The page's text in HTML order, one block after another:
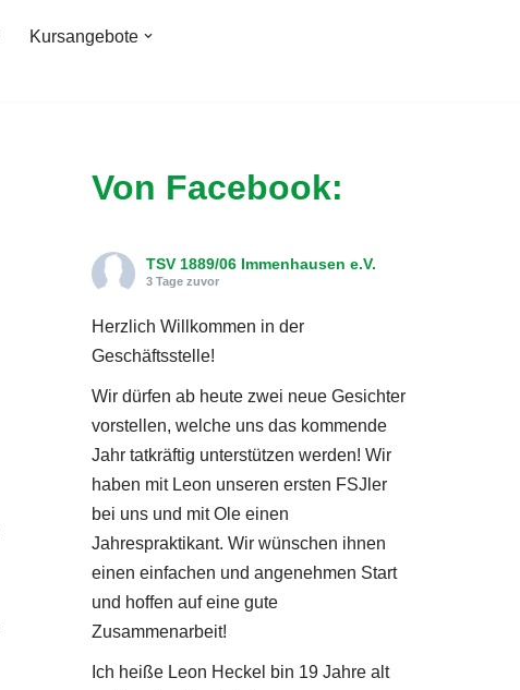
Kursangebote
Von Facebook:
TSV 1889/06 Immenhausen e.V.
3 Tage zuvor
Herzlich Willkommen in der
Geschäftsstelle!
Wir dürfen ab heute zwei neue Gesichter
vorstellen, welche uns das kommende
Jahr tatkräftig unterstützen werden! Wir
haben mit Leon unseren ersten FSJler
bei uns und mit Ole einen
Jahrespraktikant. Wir wünschen ihnen
einen einfachen und angenehmen Start
und hoffen auf eine gute
Zusammenarbeit!
Ich heiße Leon Heckel bin 19 Jahre alt